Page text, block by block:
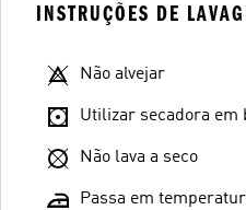
INSTRUÇÕES DE
Não alvejar
Utilizar secadora em
Não lava a seco
Passa em